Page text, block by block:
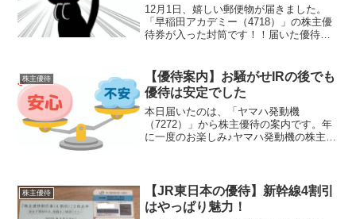
12月1日、嬉しい郵便物が届きました。
「早稲田アカデミー（4718）」の株主優
待券が入った封筒です！！届いた優待品
長期保有認定で2倍になり、合計20,000円
分でし...
株主優待
【優待案内】お騒がせIRの後でも
優待は安定でした
本日届いたのは、「ヤマハ発動機
（7272）」から株主優待の案内です。年
に一度のお楽しみ♪ヤマハ発動機の株主優
中から好きな商品を選ぶ方...
株主優待
【JR東日本の優待】新幹線4割引
はやっぱり魅力！